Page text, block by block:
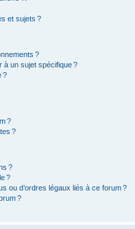
et sujets ?
?
à un sujet spécifique ?
?
?
?
?
?
ou d’ordres légaux liés à ce forum ?
?